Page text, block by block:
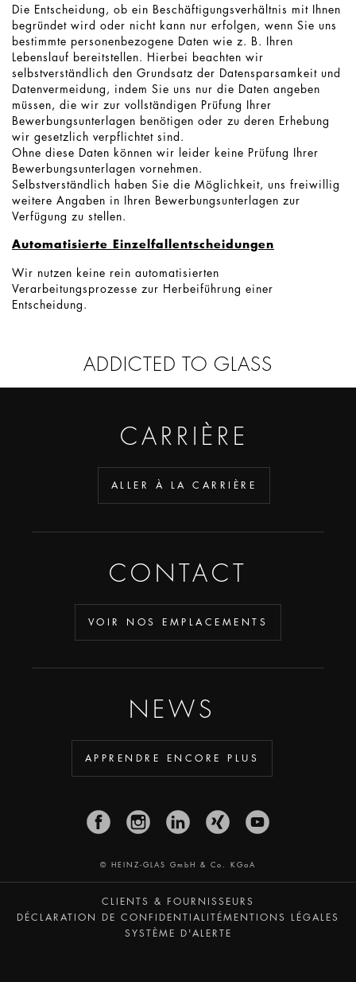
Die Entscheidung, ob ein Beschäftigungsverhältnis mit Ihnen
begründet wird oder nicht kann nur erfolgen, wenn Sie uns
bestimmte personenbezogene Daten wie z. B. Ihren
Lebenslauf bereitstellen. Hierbei beachten wir
selbstverständlich den Grundsatz der Datensparsamkeit und
Datenvermeidung, indem Sie uns nur die Daten angeben
müssen, die wir zur vollständigen Prüfung Ihrer
Bewerbungsunterlagen benötigen oder zu deren Erhebung
wir gesetzlich verpflichtet sind.
Ohne diese Daten können wir leider keine Prüfung Ihrer
Bewerbungsunterlagen vornehmen.
Selbstverständlich haben Sie die Möglichkeit, uns freiwillig
weitere Angaben in Ihren Bewerbungsunterlagen zur
Verfügung zu stellen.
Automatisierte Einzelfallentscheidungen
Wir nutzen keine rein automatisierten
Verarbeitungsprozesse zur Herbeiführung einer
Entscheidung.
ADDICTED TO GLASS
CARRIÈRE
ALLER À LA CARRIÈRE
CONTACT
VOIR NOS EMPLACEMENTS
NEWS
APPRENDRE ENCORE PLUS
© HEINZ-GLAS GmbH & Co. KGaA
CLIENTS & FOURNISSEURS
DÉCLARATION DE CONFIDENTIALITÉMENTIONS LÉGALES
SYSTÈME D'ALERTE